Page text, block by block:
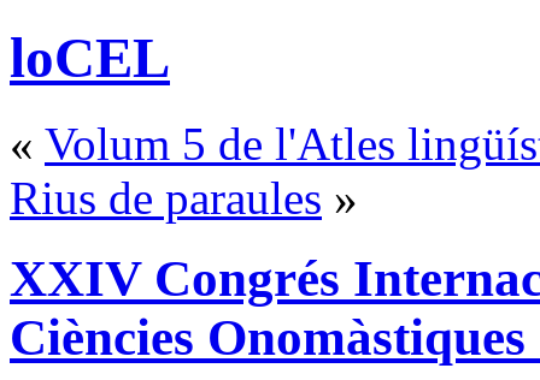
loCEL
« Volum 5 de l'Atles
Rius de paraules »
XXIV Congrés
Ciències